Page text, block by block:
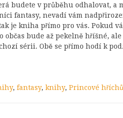
budete v průběhu odhalovat, a
fantasy, nevadí vám
je kniha přímo pro vás. Pokud
bude až pekelně hříšné,
sérii. Obě se přímo hodí k
, fantasy, knihy, Princové hříchů